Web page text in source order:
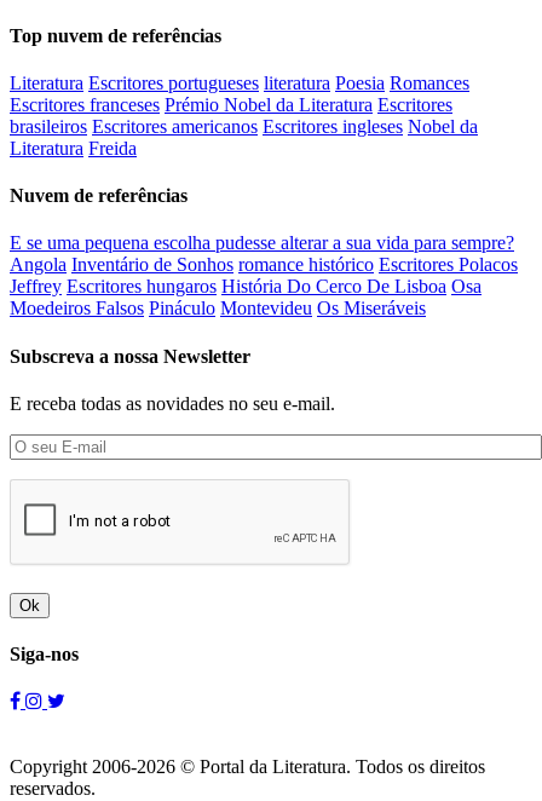
Top nuvem de referências
Literatura Escritores portugueses literatura Poesia Romances
Escritores franceses Prémio Nobel da Literatura Escritores
brasileiros Escritores americanos Escritores ingleses Nobel da
Literatura Freida
Nuvem de referências
E se uma pequena escolha pudesse alterar a sua vida para sempre?
Angola Inventário de Sonhos romance histórico Escritores Polacos
Jeffrey Escritores hungaros História Do Cerco De Lisboa Osa
Moedeiros Falsos Pináculo Montevideu Os Miseráveis
Subscreva a nossa Newsletter
E receba todas as novidades no seu e-mail.
Ok
Siga-nos
Copyright 2006-2026 © Portal da Literatura. Todos os direitos
reservados.